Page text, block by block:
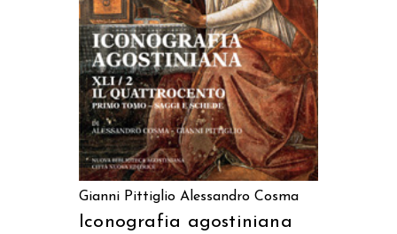
AGGIUNGI AL CARRELLO
Gianni Pittiglio Alessandro Cosma
Iconografia agostiniana